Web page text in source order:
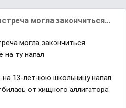
могла закончиться...
могла закончиться
на ту напал
на 13-летнюю школьницу напал
от хищного аллигатора.